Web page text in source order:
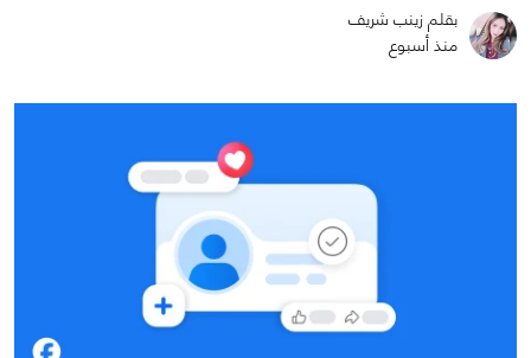
بقلم زينب شريف
منذ أسبوع